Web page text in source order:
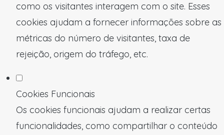
como os visitantes interagem com o site. Esses
cookies ajudam a fornecer informações sobre as
métricas do número de visitantes, taxa de
rejeição, origem do tráfego, etc.
Cookies Funcionais
Os cookies funcionais ajudam a realizar certas
funcionalidades, como compartilhar o conteúdo